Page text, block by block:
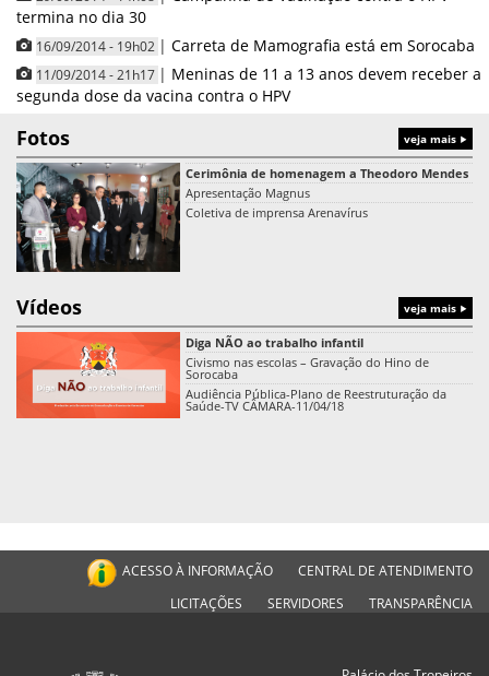
termina no dia 30
16/09/2014 - 19h02 | Carreta de Mamografia está em Sorocaba
11/09/2014 - 21h17 | Meninas de 11 a 13 anos devem receber a
segunda dose da vacina contra o HPV
Fotos veja mais
Cerimônia de homenagem a Theodoro Mendes
Apresentação Magnus
Coletiva de imprensa Arenavírus
Vídeos veja mais
Diga NÃO ao trabalho infantil
Civismo nas escolas – Gravação do Hino de
Sorocaba
Audiência Pública-Plano de Reestruturação da
Saúde-TV CÂMARA-11/04/18
ACESSO À INFORMAÇÃO
CENTRAL DE ATENDIMENTO
LICITAÇÕES
SERVIDORES TRANSPARÊNCIA